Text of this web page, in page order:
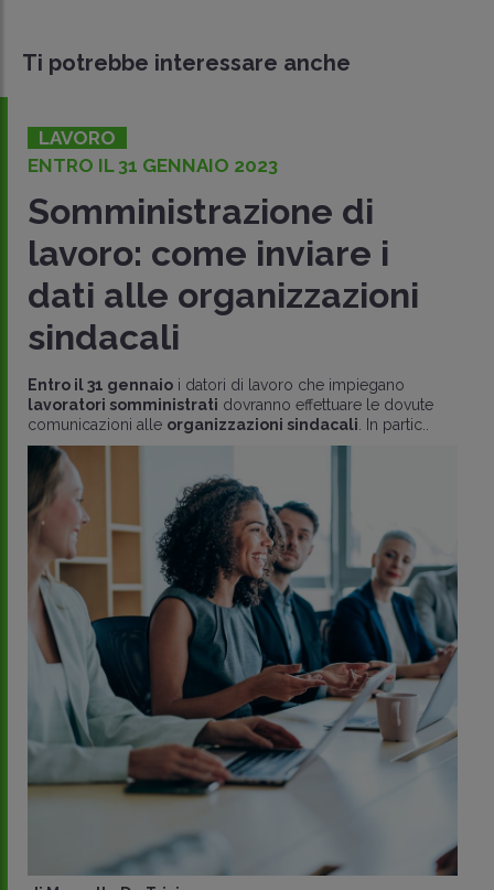
Ti potrebbe interessare anche
LAVORO
ENTRO IL 31 GENNAIO 2023
Somministrazione di
lavoro: come inviare i
dati alle organizzazioni
sindacali
Entro il 31 gennaio i datori di lavoro che impiegano
lavoratori somministrati dovranno effettuare le dovute
comunicazioni alle organizzazioni sindacali. In partic..